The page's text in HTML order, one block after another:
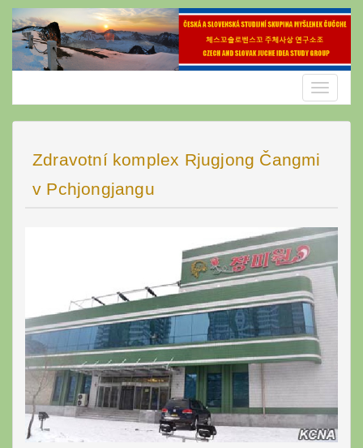
Skip
content
Toggle
Zdravotní komplex Rjugjong Čangmi
v Pchjongjangu